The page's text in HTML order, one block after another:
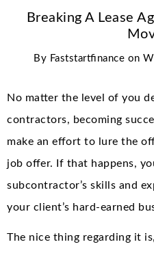
Breaking A Lease
By Faststartfinance on
No matter the level of you
contractors, becoming
make an effort to lure the
job offer. If that happens,
subcontractor’s skills and
your client’s hard-earned
The nice thing regarding it